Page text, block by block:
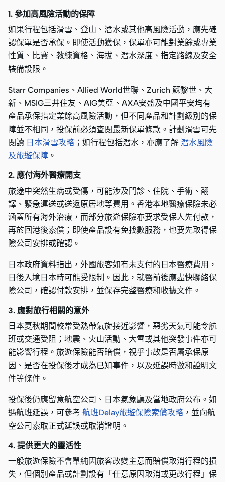
1. 參加高風險活動的保障
如果行程包括滑雪、登山、潛水或其他高風險活動，應先確
認保單是否承保。即使活動獲保，保單亦可能對業餘或專業
性質、比賽、教練資格、海拔、潛水深度、指定路線及安全
裝備設限。
Starr Companies、Allied World世聯、Zurich 蘇黎世、大
新、MSIG三井住友、AIG美亞、AXA安盛及中國平安均有
產品承保指定業餘高風險活動，但不同產品和計劃級別的保
障並不相同，投保前必須查閱最新保單條款。計劃滑雪可先
閱讀 日本滑雪攻略 ；如行程包括潛水，亦應了解 潛水風險
及旅遊保障 。
2. 應付海外醫療開支
旅途中突然生病或受傷，可能涉及門診、住院、手術、翻
譯、緊急運送或送返原居地等費用。香港本地醫療保險未必
涵蓋所有海外治療，而部分旅遊保險亦要求受保人先付款，
再於回港後索償；即使產品設有免找數服務，也要先取得保
險公司安排或確認。
日本政府資料指出，外國旅客如有未支付的日本醫療費用，
日後入境日本時可能受限制。因此，就醫前後應盡快聯絡保
險公司，確認付款安排，並保存完整醫療和收據文件。
3. 應對旅行相關的意外
日本夏秋期間較常受熱帶氣旋接近影響，惡劣天氣可能令航
班或交通受阻；地震、火山活動、大雪或其他突發事件亦可
能影響行程。旅遊保險能否賠償，視乎事故是否屬承保原
因、是否在投保後才成為已知事件，以及延誤時數和證明文
件等條件。
投保後仍應留意航空公司、日本氣象廳及當地政府公布。如
遇航班延誤，可參考 航班Delay旅遊保險索償攻略 ，並向航
空公司索取正式延誤或取消證明。
4. 提供更大的靈活性
一般旅遊保險不會單純因旅客改變主意而賠償取消行程的損
失，但個別產品或計劃設有「任意原因取消或更改行程」保